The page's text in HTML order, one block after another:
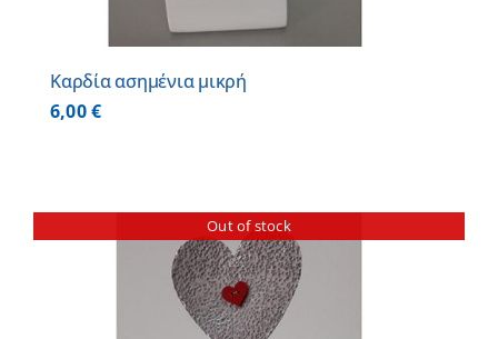
Καρδία ασημένια μικρή
6,00€
Out of stock